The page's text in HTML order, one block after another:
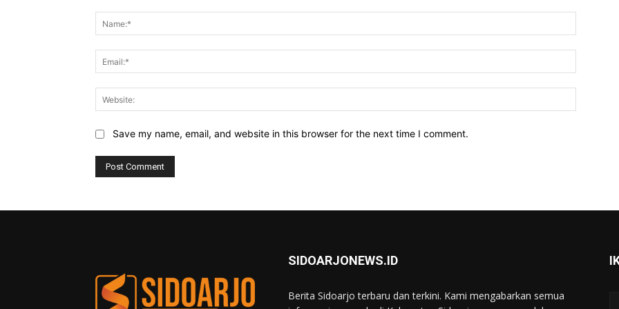
Save my name, email, and website in this browser for the next time I comment.
SIDOARJONEWS.ID
Berita Sidoarjo terbaru dan terkini. Kami mengabarkan semua